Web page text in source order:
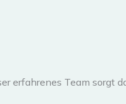
erfahrenes Team sorgt